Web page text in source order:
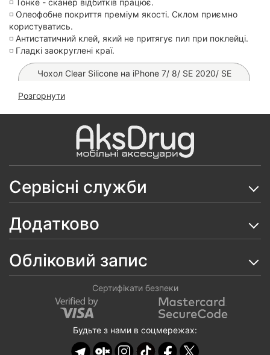
◽️ Тонке - сканер відбитків працює.
◽️ Олеофобне покриття преміум якості. Склом приємно
користуватись.
◽️ Антистатичний клей, який не притягує пил при поклейці.
◽️ Гладкі заокруглені краї.
Чохол Clear Silicone на iPhone 7/ 8/ SE 2020/ SE
Чохол Pretty Toys на iPhone 7/ 8/ SE 2020/ SE 2022
(Чорний)
Чохол Matt Case на iPhone 7/ 8/ SE 2020
Чохол Matt Ring на iPhone 7/ 8/ SE 2020
Чохол Matt Dual на iPhone 7/ 8/ SE 2020
Чохол Pretty Toys на iPhone 7/ 8/ SE 2020
Матова гідрогелева плівка Proove Lite Matte (на всі
телефони)
Розгорнути
Сервісні служби
Додатково
Обліковий запис
Сертифікати безпеки
Будьте з нами в соцмережах: